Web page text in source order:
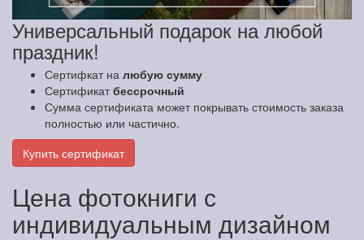
Универсальный подарок на любой
праздник!
Сертифкат на любую сумму
Сертификатбессрочный
Сумма сертификата может покрывать стоимость заказа
полностью или частично.
Купить сертификат
Цена фотокниги с
индивидуальным дизайном